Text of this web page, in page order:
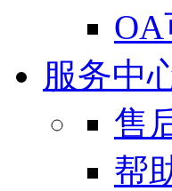
服务中
售
帮